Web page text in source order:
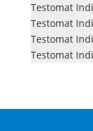
Testomat
Testomat
Testomat
Testomat